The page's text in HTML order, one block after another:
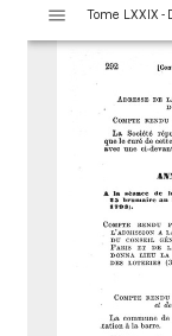
les Annales
du 25 brumaire
Discussion
députation du
le Mercure
an II (15
s